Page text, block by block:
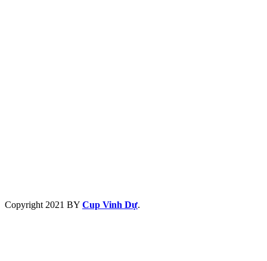
Copyright 2021 BY Cup Vinh Dự.